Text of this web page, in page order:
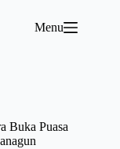
Menu
Buka Puasa